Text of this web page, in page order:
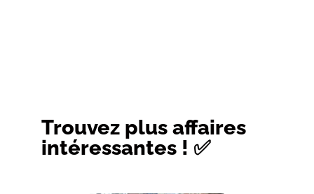
Trouvez plus affaires
intéressantes ! ✅